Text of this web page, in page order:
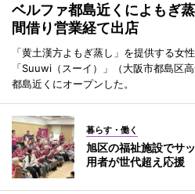
ベルファ都島近くによもぎ
間借り営業経て出店
「黄土漢方よもぎ蒸し」を提供する女
「Suuwi（スーイ）」（大阪市都島区
都島近くにオープンした。
暮らす・働く
旭区の福祉施設でサ
用者が世代超え応援